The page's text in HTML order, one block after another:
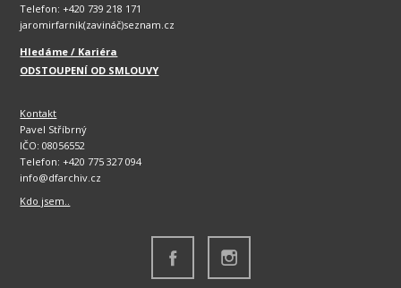
Telefon: +420 739 218 171
jaromirfarnik(zavináč)seznam.cz
Hledáme / Kariéra
ODSTOUPENÍ OD SMLOUVY
Kontakt
Pavel Stříbrný
IČO: 08056552
Telefon: +420 775 327 094
info@dfarchiv.cz
Kdo jsem..